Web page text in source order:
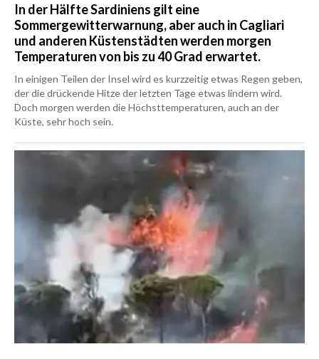
In der Hälfte Sardiniens gilt eine
Sommergewitterwarnung, aber auch in Cagliari
und anderen Küstenstädten werden morgen
Temperaturen von bis zu 40 Grad erwartet.
In einigen Teilen der Insel wird es kurzzeitig etwas Regen geben,
der die drückende Hitze der letzten Tage etwas lindern wird.
Doch morgen werden die Höchsttemperaturen, auch an der
Küste, sehr hoch sein.